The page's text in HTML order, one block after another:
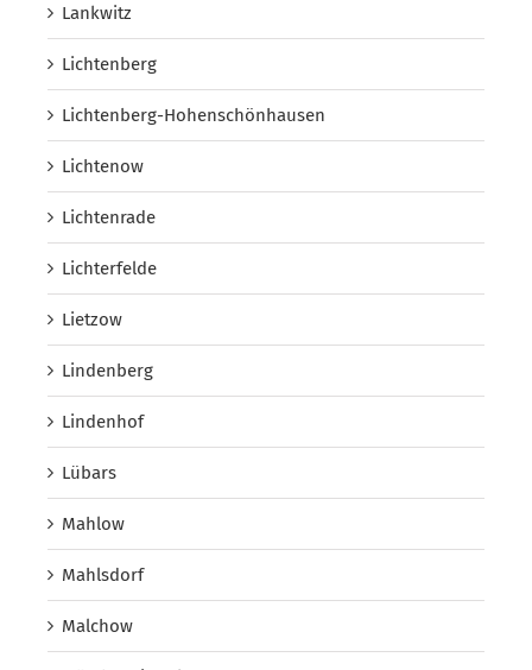
Lankwitz
Lichtenberg
Lichtenberg-Hohenschönhausen
Lichtenow
Lichtenrade
Lichterfelde
Lietzow
Lindenberg
Lindenhof
Lübars
Mahlow
Mahlsdorf
Malchow